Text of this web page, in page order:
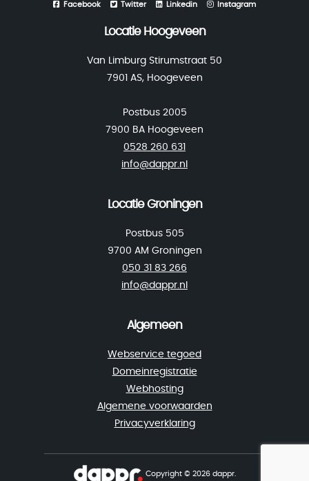
Facebook Twitter Linkedin Instagram
Locatie Hoogeveen
Van Limburg Stirumstraat 50
7901 AS, Hoogeveen
Postbus 2005
7900 BA Hoogeveen
0528 260 631
info@dappr.nl
Locatie Groningen
Postbus 505
9700 AM Groningen
050 31 83 266
info@dappr.nl
Algemeen
Webservice tegoed
Domeinregistratie
Webhosting
Algemene voorwaarden
Privacyverklaring
Copyright © 2026 dappr.